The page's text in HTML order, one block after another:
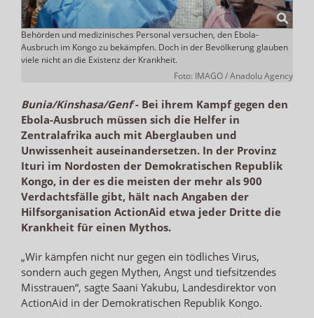
Behörden und medizinisches Personal versuchen, den Ebola-
Ausbruch im Kongo zu bekämpfen. Doch in der Bevölkerung glauben
viele nicht an die Existenz der Krankheit.
Foto: IMAGO / Anadolu Agency
Bunia/Kinshasa/Genf- Bei ihrem Kampf gegen den
Ebola-Ausbruch müssen sich die Helfer in
Zentralafrika auch mit Aberglauben und
Unwissenheit auseinandersetzen. In der Provinz
Ituri im Nordosten der Demokratischen Republik
Kongo, in der es die meisten der mehr als 900
Verdachtsfälle gibt, hält nach Angaben der
Hilfsorganisation ActionAid etwa jeder Dritte die
Krankheit für einen Mythos.
„Wir kämpfen nicht nur gegen ein tödliches Virus,
sondern auch gegen Mythen, Angst und tiefsitzendes
Misstrauen“, sagte Saani Yakubu, Landesdirektor von
ActionAid in der Demokratischen Republik Kongo.